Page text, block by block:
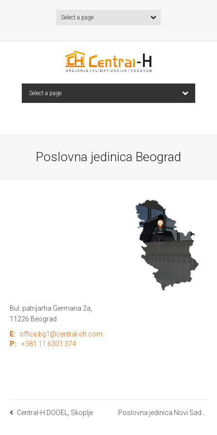
Select a page
Select a page
Poslovna jedinica Beograd
Bul. patrijarha Germana 2a,
11226 Beograd
E:
office.bg1@central-ch.com
P:
+381 11 6301 374
Central-H DOOEL, Skoplje